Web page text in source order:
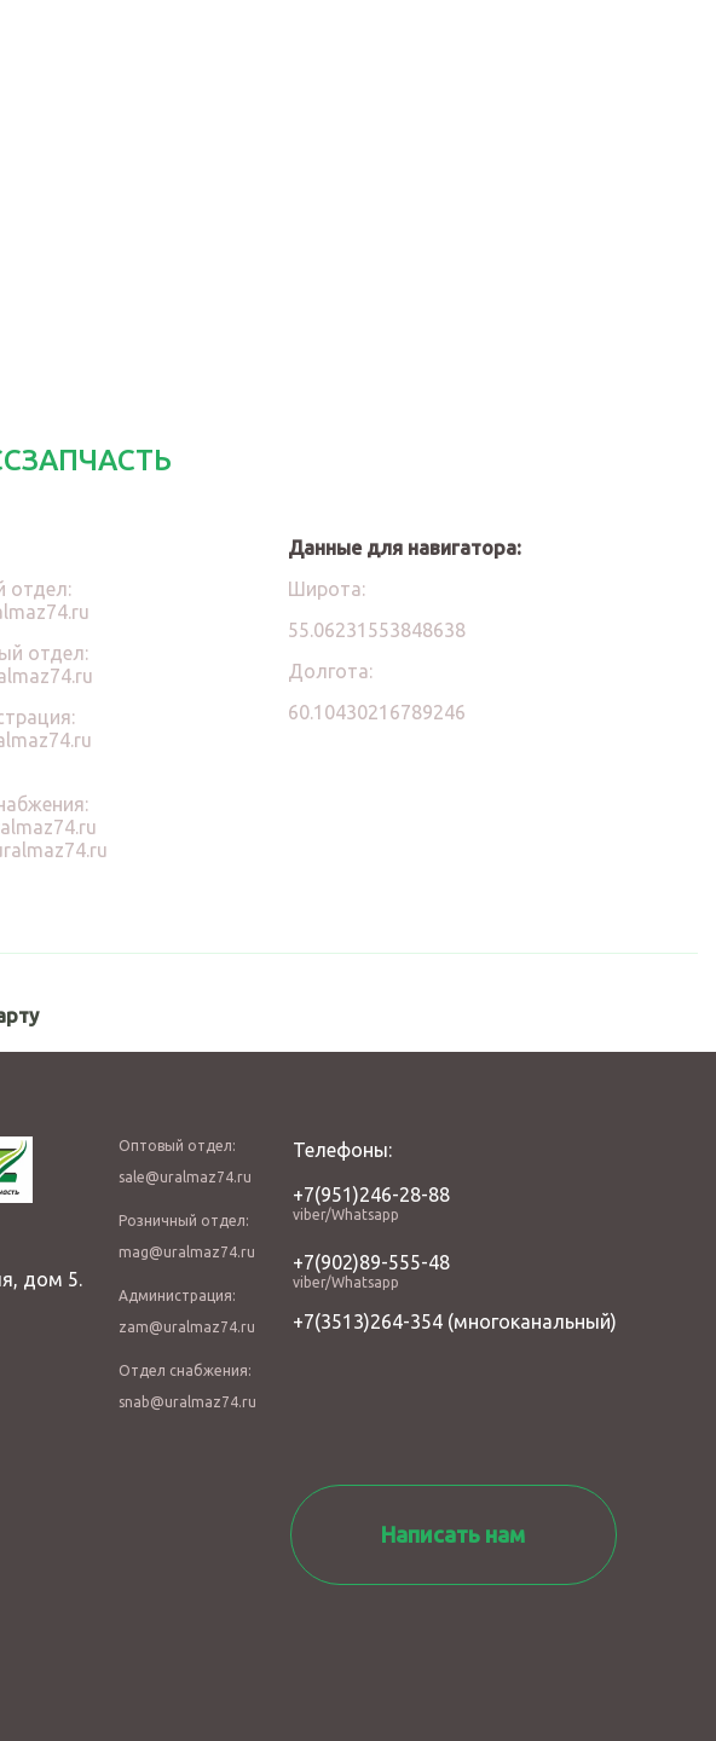
отдел:
отдел:
Данные для навигатора:
Широта:
55.06231553848638
Долгота:
60.10430216789246
дом 5.
Оптовый отдел:
sale@uralmaz74.ru
Розничный отдел:
mag@uralmaz74.ru
Администрация:
zam@uralmaz74.ru
Отдел снабжения:
snab@uralmaz74.ru
Телефоны:
+7(951)246-28-88
viber/Whatsapp
+7(902)89-555-48
viber/Whatsapp
+7(3513)264-354(многоканальный)
Написать нам